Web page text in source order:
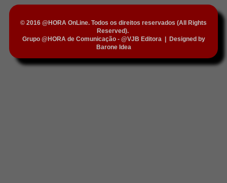
© 2016 @HORA OnLine. Todos os direitos reservados (All Rights
Reserved).
Grupo @HORA de Comunicação - @VJB Editora|
Designed by
Barone Idea